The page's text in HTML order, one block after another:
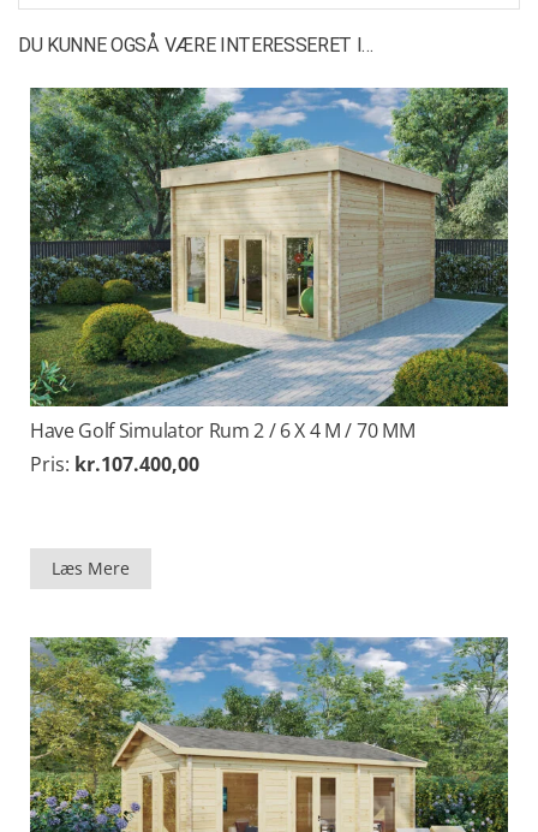
DU KUNNE OGSÅ VÆRE INTERESSERET I…
Have Golf Simulator Rum 2 / 6 X 4 M / 70 MM
Pris: kr.107.400,00
Læs Mere